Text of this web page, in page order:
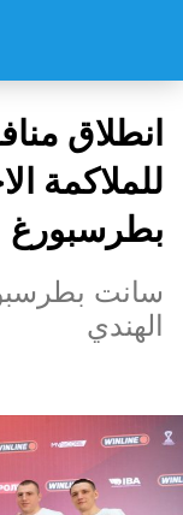
للملاكمة
بطرسبورغ
سانت
الهندي